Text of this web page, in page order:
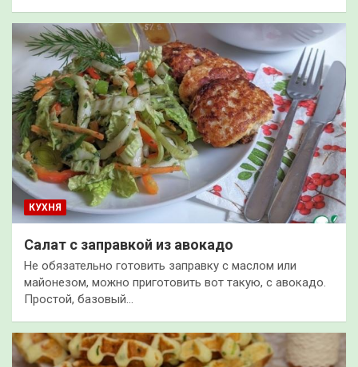
КУХНЯ
Салат с заправкой из авокадо
Не обязательно готовить заправку с маслом или
майонезом, можно приготовить вот такую, с авокадо.
Простой, базовый…